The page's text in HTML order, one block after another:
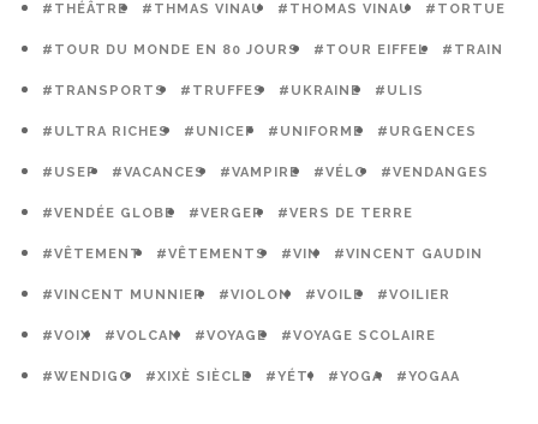
#THÉÂTRE #THMAS VINAU #THOMAS VINAU #TORTUE
#TOUR DU MONDE EN 80 JOURS #TOUR EIFFEL #TRAIN
#TRANSPORTS #TRUFFES #UKRAINE #ULIS
#ULTRA RICHES #UNICEF #UNIFORME #URGENCES
#USEP #VACANCES #VAMPIRE #VÉLO #VENDANGES
#VENDÉE GLOBE #VERGER #VERS DE TERRE
#VÊTEMENT #VÊTEMENTS #VIN #VINCENT GAUDIN
#VINCENT MUNNIER #VIOLON #VOILE #VOILIER
#VOIX #VOLCAN #VOYAGE #VOYAGE SCOLAIRE
#WENDIGO #XIXÈ SIÈCLE #YÉTI #YOGA #YOGAA